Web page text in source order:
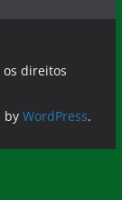
os direitos
by WordPress.